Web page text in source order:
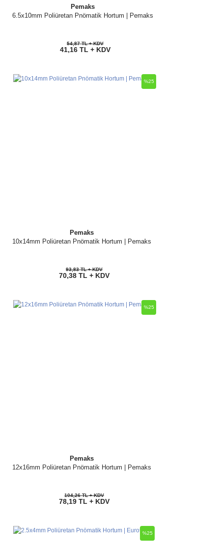
Pemaks
6.5x10mm Poliüretan Pnömatik Hortum | Pemaks
54,87 TL + KDV
41,16 TL + KDV
Pemaks
10x14mm Poliüretan Pnömatik Hortum | Pemaks
%25
93,83 TL + KDV
70,38 TL + KDV
Pemaks
12x16mm Poliüretan Pnömatik Hortum | Pemaks
%25
104,26 TL + KDV
78,19 TL + KDV
%25